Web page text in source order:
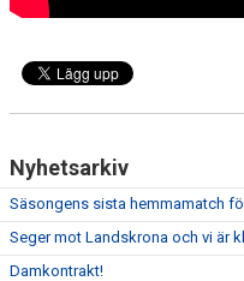
Nyhetsarkiv
Säsongens sista hemmamatch
Seger mot Landskrona och vi är
Damkontrakt!